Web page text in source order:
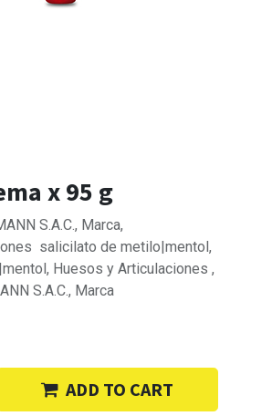
x 95 g
S.A.C., Marca,
salicilato de metilo|mentol,
Huesos y Articulaciones ,
S.A.C., Marca
ADD TO CART